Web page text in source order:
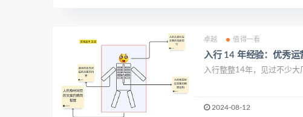
卓越 值得一看
入行 14 年经验：优秀
入行整整14年，见过不少
2024-08-12